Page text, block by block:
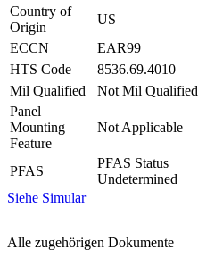
Country of
Origin
US
ECCN
EAR99
HTS Code
8536.69.4010
Mil Qualified
Not Mil Qualified
Panel
Mounting
Feature
Not Applicable
PFAS
PFAS Status
Undetermined
Siehe Simular
Alle zugehörigen Dokumente